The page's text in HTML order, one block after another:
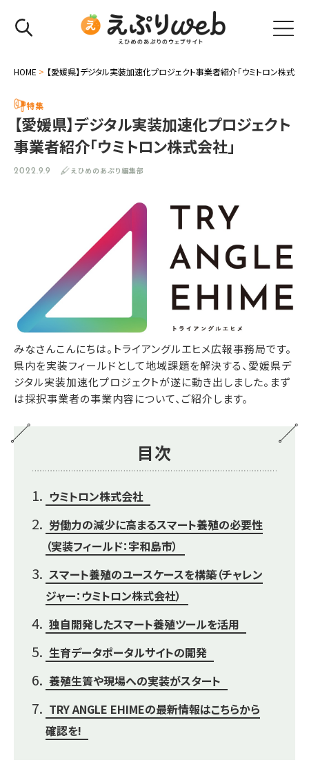
HOME > 【愛媛県】デジタル実装加速化プロジェクト事業者紹介「ウミトロン株式会
特集
【愛媛県】デジタル実装加速化プロジェクト
事業者紹介「ウミトロン株式会社」
2022.9.9 えひめのあぷり編集部
みなさんこんにちは。トライアングルエヒメ広報事務局です。
県内を実装フィールドとして地域課題を解決する、愛媛県デ
ジタル実装加速化プロジェクトが遂に動き出しました。まず
は採択事業者の事業内容について、ご紹介します。
目次
ウミトロン株式会社
労働力の減少に高まるスマート養殖の必要性
（実装フィールド：宇和島市）
スマート養殖のユースケースを構築（チャレン
ジャー：ウミトロン株式会社）
独自開発したスマート養殖ツールを活用
生育データポータルサイトの開発
養殖生簀や現場への実装がスタート
TRY ANGLE EHIMEの最新情報はこちらから
確認を!